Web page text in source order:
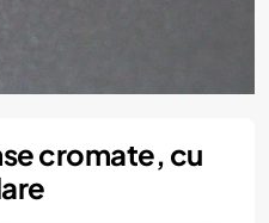
cromate, cu